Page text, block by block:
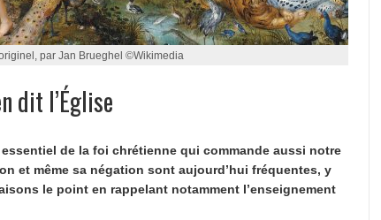
par Jan Brueghel ©Wikimedia
dit l’Église
de la foi chrétienne qui commande aussi notre
et même sa négation sont aujourd’hui fréquentes, y
le point en rappelant notamment l’enseignement